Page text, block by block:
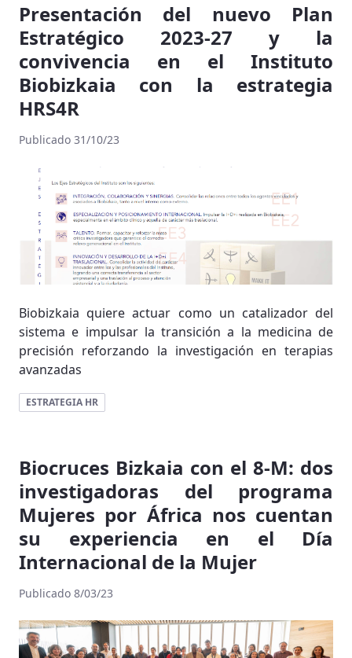
Presentación del nuevo Plan
Estratégico 2023-27 y la
convivencia en el Instituto
Biobizkaia con la estrategia
HRS4R
Publicado 31/10/23
Biobizkaia quiere actuar como un catalizador del
sistema e impulsar la transición a la medicina de
precisión reforzando la investigación en terapias
avanzadas
ESTRATEGIA HR
Biocruces Bizkaia con el 8-M: dos
investigadoras del programa
Mujeres por África nos cuentan
su experiencia en el Día
Internacional de la Mujer
Publicado 8/03/23